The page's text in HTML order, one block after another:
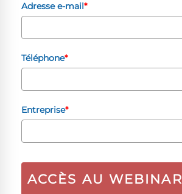
Adresse e-mail*
Téléphone*
Entreprise*
ACCÈS AU WEBINAR